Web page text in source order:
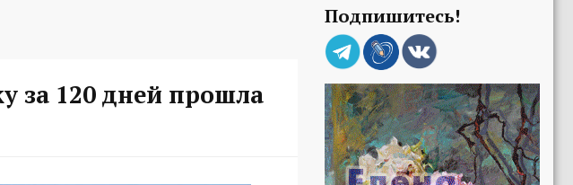
за 120 дней прошла
Подпишитесь!